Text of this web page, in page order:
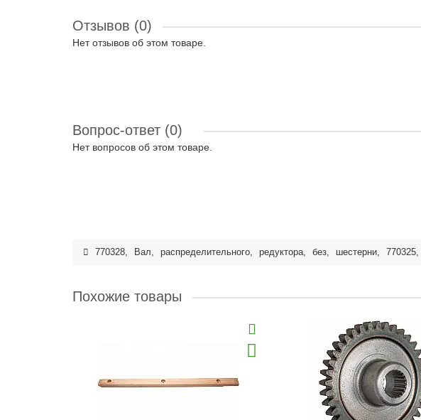
Отзывов (0)
Нет отзывов об этом товаре.
Вопрос-ответ (0)
Нет вопросов об этом товаре.
770328, Вал, распределительного, редуктора, без, шестерни, 770325,
Похожие товары